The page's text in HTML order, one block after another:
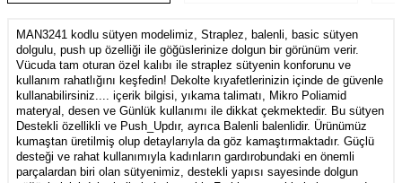
MAN3241 kodlu sütyen modelimiz, Straplez, balenli, basic sütyen
dolgulu, push up özelliği ile göğüslerinize dolgun bir görünüm verir.
Vücuda tam oturan özel kalıbı ile straplez sütyenin konforunu ve
kullanım rahatlığını keşfedin! Dekolte kıyafetlerinizin içinde de güvenle
kullanabilirsiniz.... içerik bilgisi, yıkama talimatı, Mikro Poliamid
materyal, desen ve Günlük kullanımı ile dikkat çekmektedir. Bu sütyen
Destekli özellikli ve Push_Updır, ayrıca Balenli balenlidir. Ürünümüz
kumaştan üretilmiş olup detaylarıyla da göz kamaştırmaktadır. Güçlü
desteği ve rahat kullanımıyla kadınların gardırobundaki en önemli
parçalardan biri olan sütyenimiz, destekli yapısı sayesinde dolgun